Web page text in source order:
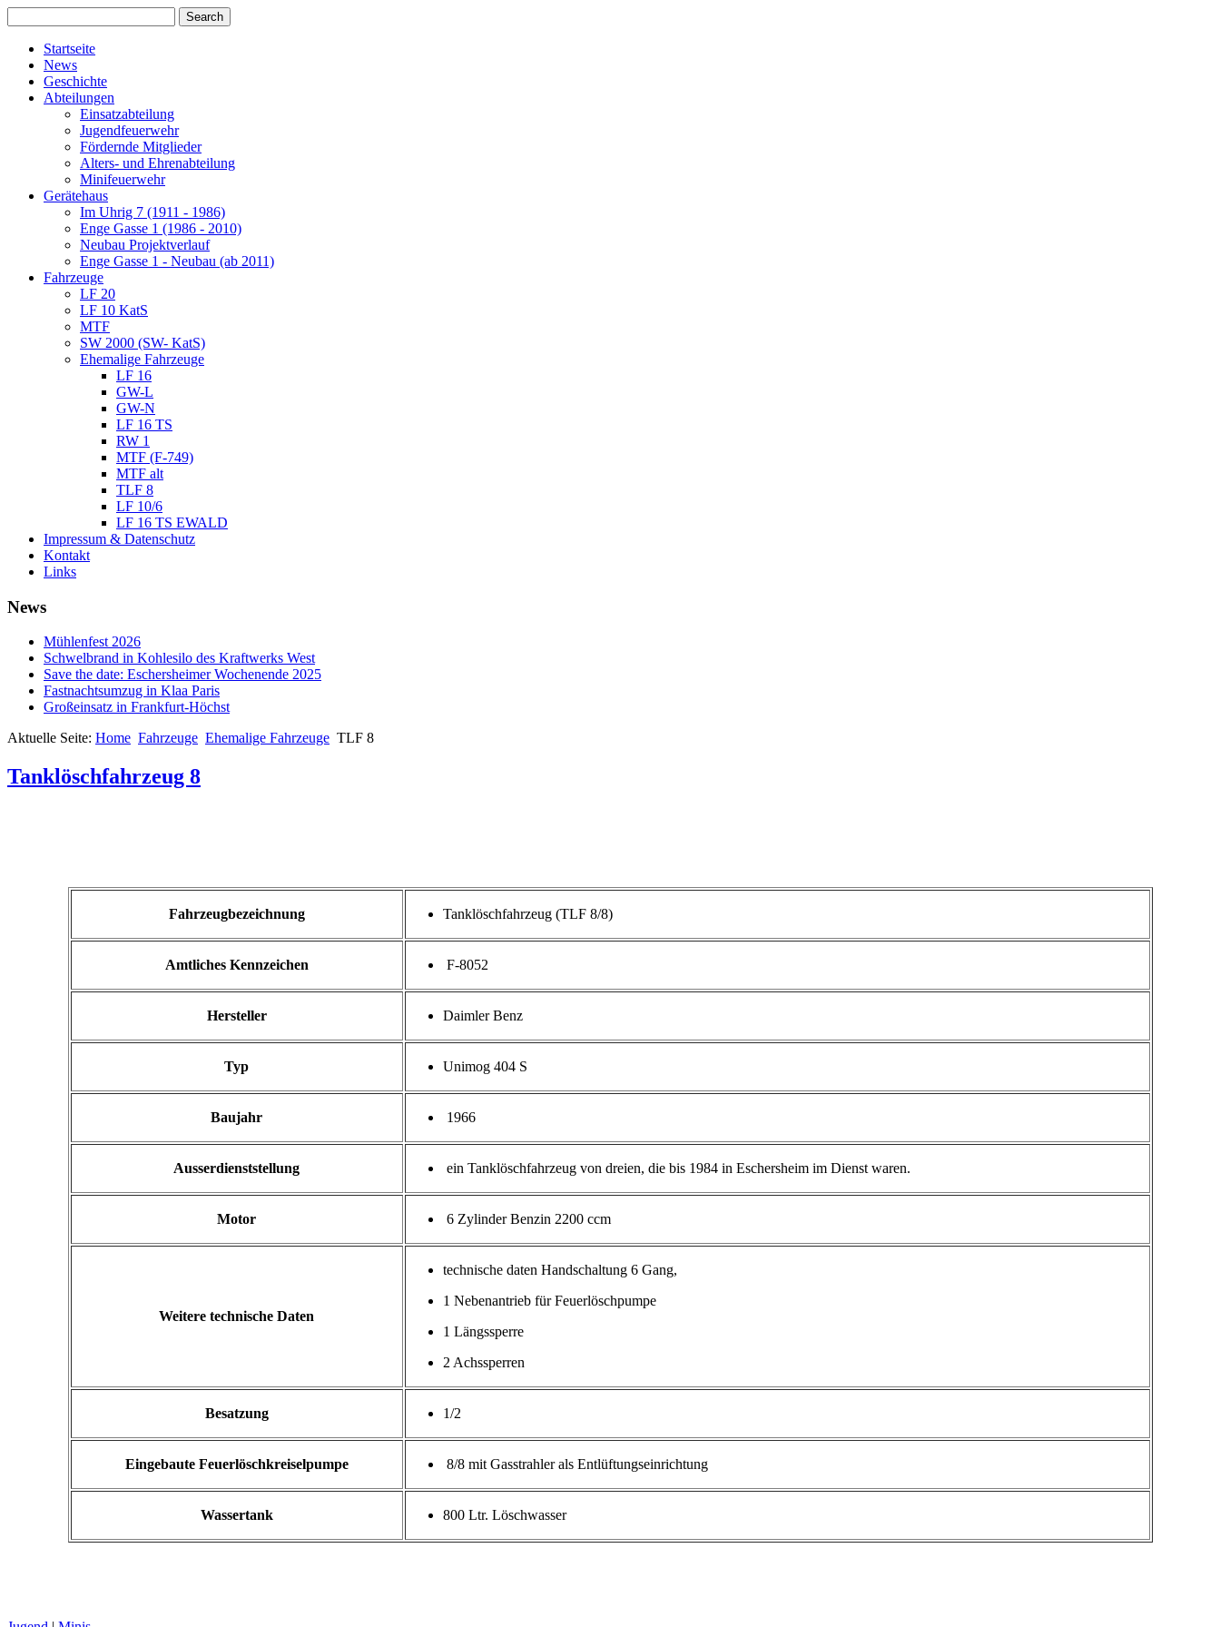
Startseite
News
Geschichte
Abteilungen
Einsatzabteilung
Jugendfeuerwehr
Fördernde Mitglieder
Alters- und Ehrenabteilung
Minifeuerwehr
Gerätehaus
Im Uhrig 7 (1911 - 1986)
Enge Gasse 1 (1986 - 2010)
Neubau Projektverlauf
Enge Gasse 1 - Neubau (ab 2011)
Fahrzeuge
LF 20
LF 10 KatS
MTF
SW 2000 (SW- KatS)
Ehemalige Fahrzeuge
LF 16
GW-L
GW-N
LF 16 TS
RW 1
MTF (F-749)
MTF alt
TLF 8
LF 10/6
LF 16 TS EWALD
Impressum & Datenschutz
Kontakt
Links
News
Mühlenfest 2026
Schwelbrand in Kohlesilo des Kraftwerks West
Save the date: Eschersheimer Wochenende 2025
Fastnachtsumzug in Klaa Paris
Großeinsatz in Frankfurt-Höchst
Aktuelle Seite: Home Fahrzeuge Ehemalige Fahrzeuge TLF 8
Tanklöschfahrzeug 8
Fahrzeugbezeichnung Tanklöschfahrzeug(TLF8/8)
Amtliches Kennzeichen F-8052
Hersteller Daimler Benz
Typ Unimog404 S
Baujahr 1966
Ausserdienststellung ein Tanklöschfahrzeugvon dreien, die bis1984 in Eschersheim im Dienst waren.
Motor 6 Zylinder Benzin 2200 ccm
Weitere technische Daten
technische daten Handschaltung6 Gang,
1 Nebenantrieb für Feuerlöschpumpe
1 Längssperre
2 Achssperren
Besatzung 1/2
Eingebaute Feuerlöschkreiselpumpe 8/8 mit Gasstrahler als Entlüftungseinrichtung
Wassertank 800 Ltr. Löschwasser